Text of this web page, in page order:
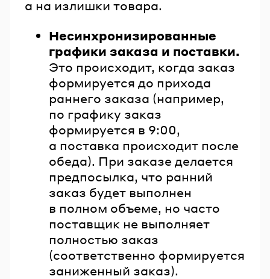
а на излишки товара.
Несинхронизированные
графики заказа и поставки.
Это происходит, когда заказ
формируется до прихода
раннего заказа (например,
по графику заказ
формируется в 9:00,
а поставка происходит после
обеда). При заказе делается
предпосылка, что ранний
заказ будет выполнен
в полном объеме, но часто
поставщик не выполняет
полностью заказ
(соответственно формируется
заниженный заказ).